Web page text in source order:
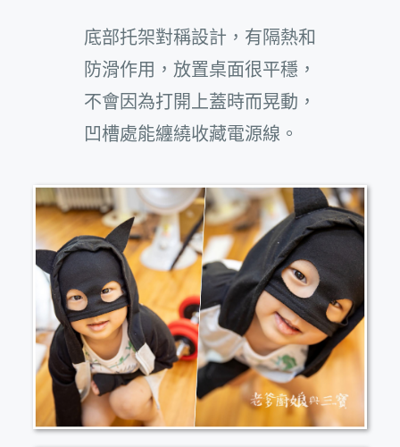
底部托架對稱設計，有隔熱和
防滑作用，放置桌面很平穩，
不會因為打開上蓋時而晃動，
凹槽處能纏繞收藏電源線。